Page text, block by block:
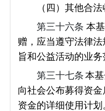
（四）其他合法
第三十六条 本
赠，应当遵守法律
旨和公益活动的业务
第三十七条本
向社会公布募得资
资金的详细使用计